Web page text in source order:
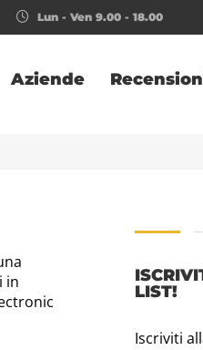
Lun - Ven 9.00 - 18.00
Aziende
in
LIST!
Iscriviti